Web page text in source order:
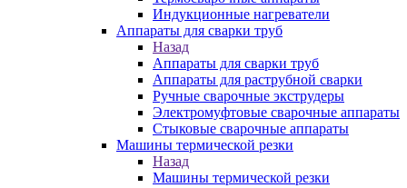
Индукционные нагреватели
Аппараты для сварки труб
Назад
Аппараты для сварки труб
Аппараты для раструбной сварки
Ручные сварочные экструдеры
Электромуфтовые сварочные аппараты
Стыковые сварочные аппараты
Машины термической резки
Назад
Машины термической резки